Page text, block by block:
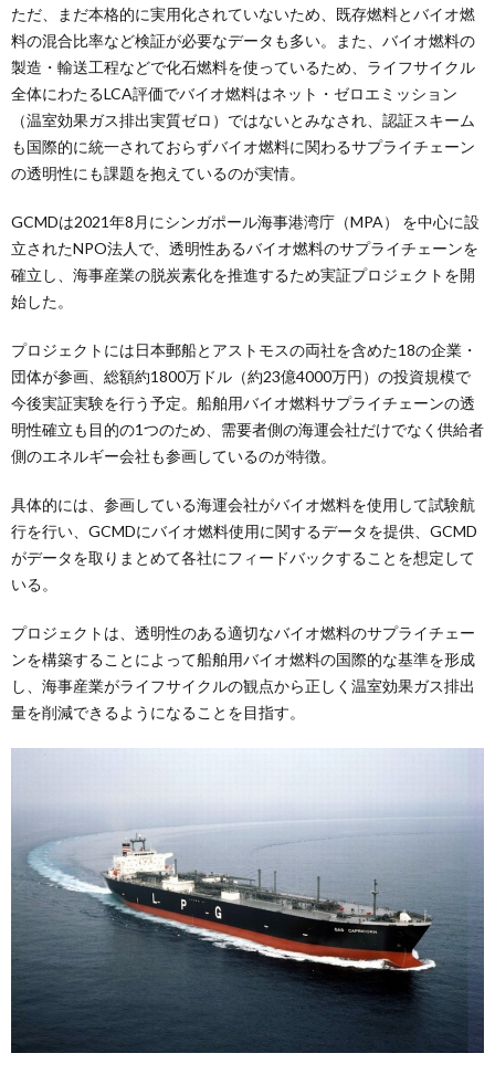
ただ、まだ本格的に実用化されていないため、既存燃料とバイオ燃
料の混合比率など検証が必要なデータも多い。また、バイオ燃料の
製造・輸送工程などで化石燃料を使っているため、ライフサイクル
全体にわたるLCA評価でバイオ燃料はネット・ゼロエミッション
（温室効果ガス排出実質ゼロ）ではないとみなされ、認証スキーム
も国際的に統一されておらずバイオ燃料に関わるサプライチェーン
の透明性にも課題を抱えているのが実情。
GCMDは2021年8月にシンガポール海事港湾庁（MPA） を中心に設
立されたNPO法人で、透明性あるバイオ燃料のサプライチェーンを
確立し、海事産業の脱炭素化を推進するため実証プロジェクトを開
始した。
プロジェクトには日本郵船とアストモスの両社を含めた18の企業・
団体が参画、総額約1800万ドル（約23億4000万円）の投資規模で
今後実証実験を行う予定。船舶用バイオ燃料サプライチェーンの透
明性確立も目的の1つのため、需要者側の海運会社だけでなく供給者
側のエネルギー会社も参画しているのが特徴。
具体的には、参画している海運会社がバイオ燃料を使用して試験航
行を行い、GCMDにバイオ燃料使用に関するデータを提供、GCMD
がデータを取りまとめて各社にフィードバックすることを想定して
いる。
プロジェクトは、透明性のある適切なバイオ燃料のサプライチェー
ンを構築することによって船舶用バイオ燃料の国際的な基準を形成
し、海事産業がライフサイクルの観点から正しく温室効果ガス排出
量を削減できるようになることを目指す。